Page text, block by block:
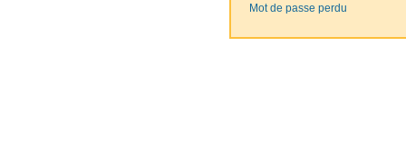
Mot de passe perdu